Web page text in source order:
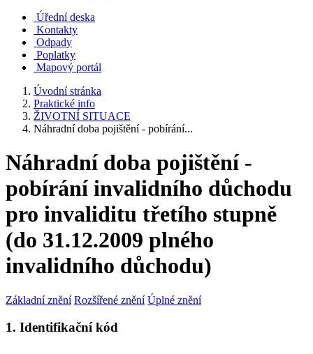
Úřední deska
Kontakty
Odpady
Poplatky
Mapový portál
Úvodní stránka
Praktické info
ŽIVOTNÍ SITUACE
Náhradní doba pojištění - pobírání...
Náhradní doba pojištění -
pobírání invalidního důchodu
pro invaliditu třetího stupně
(do 31.12.2009 plného
invalidního důchodu)
Základní znění Rozšířené znění Úplné znění
1. Identifikační kód